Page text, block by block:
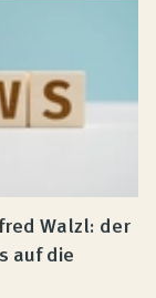
Walzl: der
auf die